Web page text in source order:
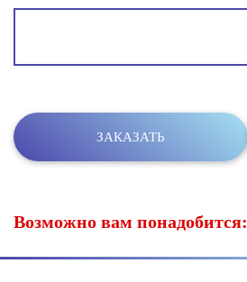
Возможно вам понадобится: